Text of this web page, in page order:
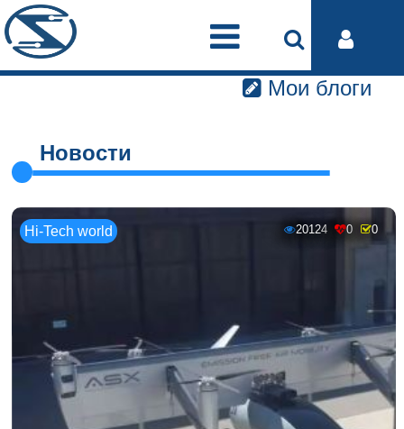
Мои блоги
Новости
Hi-Tech world 20124 0 0